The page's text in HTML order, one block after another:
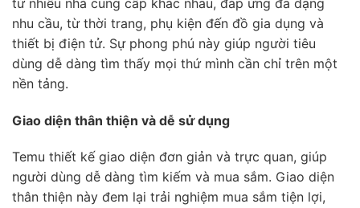
nhu cầu, từ thời trang, phụ kiện đến đồ gia dụng và
thiết bị điện tử. Sự phong phú này giúp người tiêu
dùng dễ dàng tìm thấy mọi thứ mình cần chỉ trên một
nền tảng.
Giao diện thân thiện và dễ sử dụng
Temu thiết kế giao diện đơn giản và trực quan, giúp
người dùng dễ dàng tìm kiếm và mua sắm. Giao diện
thân thiện này đem lại trải nghiệm mua sắm tiện lợi,